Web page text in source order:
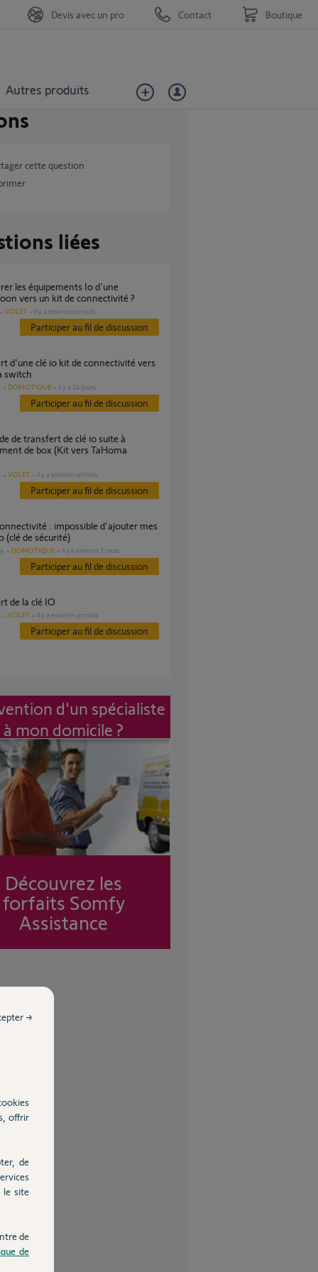
Autres produits
Devis avec un pro Contact Boutique
cette question
liées
vers un kit de connectivité ?
VOLET il y a environ un mois
Participer au fil de discussion
switch
DOMOTIQUE il y a 14 jours
Participer au fil de discussion
de box (Kit vers TaHoma
VOLET il y a environ un mois
Participer au fil de discussion
(clé de sécurité)
DOMOTIQUE il y a environ 2 mois
Participer au fil de discussion
de la clé IO
VOLET il y a environ un mois
Participer au fil de discussion
d'un spécialiste
à mon domicile ?
Découvrez les
forfaits Somfy
Assistance
offrir
de
le site
de
de
→